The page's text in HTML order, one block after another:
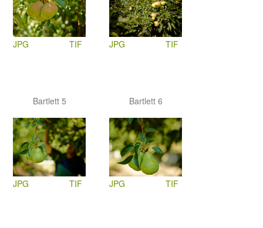
JPG TIF JPG TIF
Bartlett 5
JPG TIF
Bartlett 6
JPG TIF